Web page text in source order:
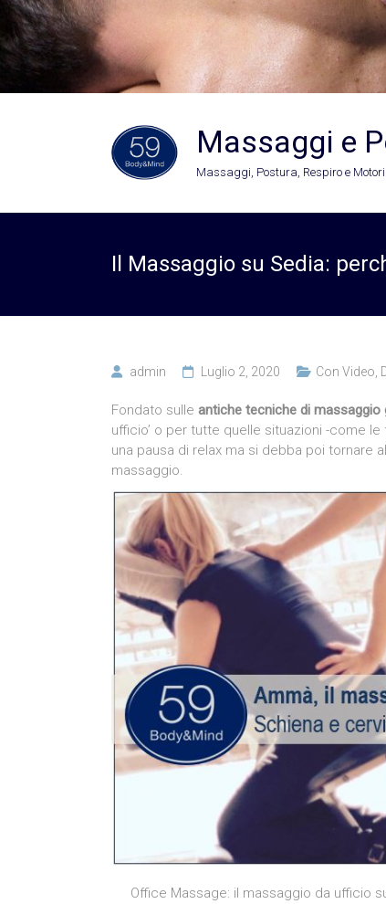
Massaggi e
Massaggi, Postura, Respiro e
Il Massaggio su Sedia:
admin Luglio 2, 2020 Con Video
Fondato sulle antiche tecniche di massaggio
ufficio’ o per tutte quelle situazioni -come
una pausa di relax ma si debba poi tornare
massaggio.
Office Massage: il massaggio da ufficio